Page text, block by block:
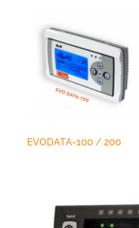
EVODATA-100 / 200